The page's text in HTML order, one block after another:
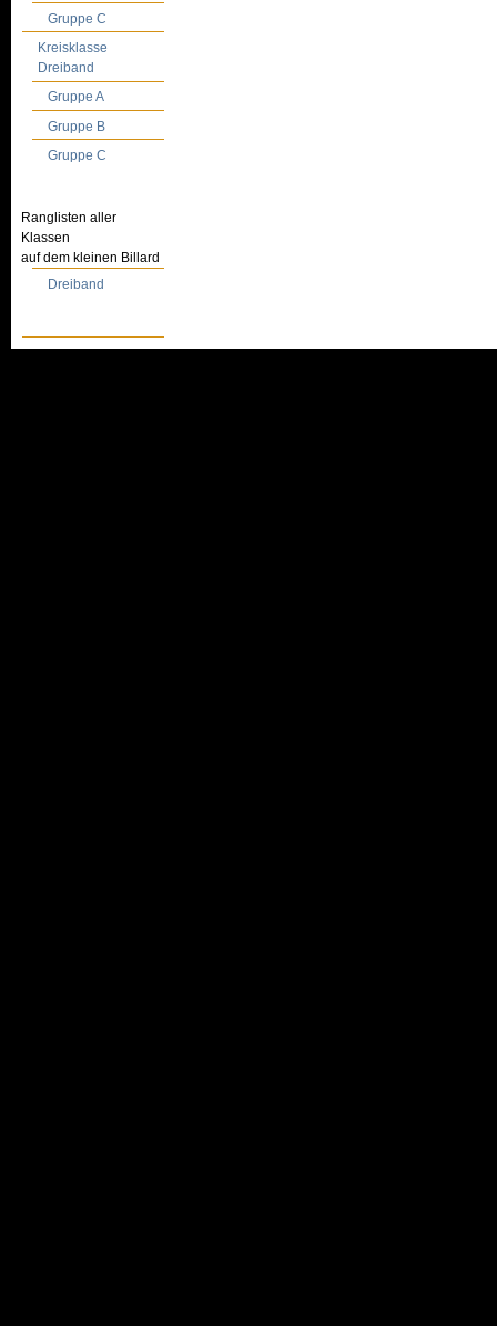
Gruppe C
Kreisklasse
Dreiband
Gruppe A
Gruppe B
Gruppe C
Ranglisten aller
Klassen
auf dem kleinen Billard
Dreiband